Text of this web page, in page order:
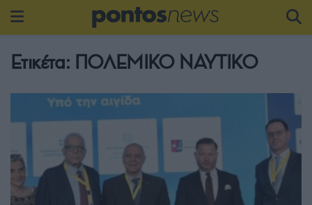
Ετικέτα: ΠΟΛΕΜΙΚΟ ΝΑΥΤΙΚΟ